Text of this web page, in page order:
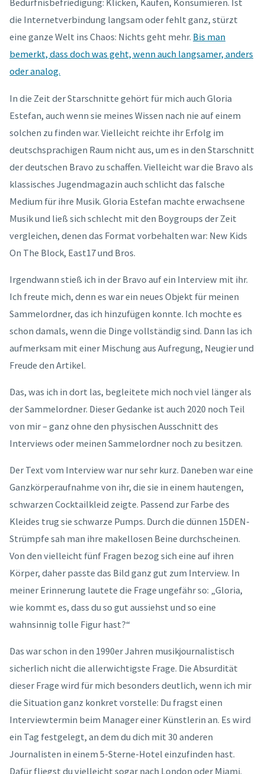
Bedürfnisbefriedigung: Klicken, Kaufen, Konsumieren. Ist
die Internetverbindung langsam oder fehlt ganz, stürzt
eine ganze Welt ins Chaos: Nichts geht mehr. Bis man
bemerkt, dass doch was geht, wenn auch langsamer, anders
oder analog.
In die Zeit der Starschnitte gehört für mich auch Gloria
Estefan, auch wenn sie meines Wissen nach nie auf einem
solchen zu finden war. Vielleicht reichte ihr Erfolg im
deutschsprachigen Raum nicht aus, um es in den Starschnitt
der deutschen Bravo zu schaffen. Vielleicht war die Bravo als
klassisches Jugendmagazin auch schlicht das falsche
Medium für ihre Musik. Gloria Estefan machte erwachsene
Musik und ließ sich schlecht mit den Boygroups der Zeit
vergleichen, denen das Format vorbehalten war: New Kids
On The Block, East17 und Bros.
Irgendwann stieß ich in der Bravo auf ein Interview mit ihr.
Ich freute mich, denn es war ein neues Objekt für meinen
Sammelordner, das ich hinzufügen konnte. Ich mochte es
schon damals, wenn die Dinge vollständig sind. Dann las ich
aufmerksam mit einer Mischung aus Aufregung, Neugier und
Freude den Artikel.
Das, was ich in dort las, begleitete mich noch viel länger als
der Sammelordner. Dieser Gedanke ist auch 2020 noch Teil
von mir – ganz ohne den physischen Ausschnitt des
Interviews oder meinen Sammelordner noch zu besitzen.
Der Text vom Interview war nur sehr kurz. Daneben war eine
Ganzkörperaufnahme von ihr, die sie in einem hautengen,
schwarzen Cocktailkleid zeigte. Passend zur Farbe des
Kleides trug sie schwarze Pumps. Durch die dünnen 15DEN-
Strümpfe sah man ihre makellosen Beine durchscheinen.
Von den vielleicht fünf Fragen bezog sich eine auf ihren
Körper, daher passte das Bild ganz gut zum Interview. In
meiner Erinnerung lautete die Frage ungefähr so: „Gloria,
wie kommt es, dass du so gut aussiehst und so eine
wahnsinnig tolle Figur hast?“
Das war schon in den 1990er Jahren musikjournalistisch
sicherlich nicht die allerwichtigste Frage. Die Absurdität
dieser Frage wird für mich besonders deutlich, wenn ich mir
die Situation ganz konkret vorstelle: Du fragst einen
Interviewtermin beim Manager einer Künstlerin an. Es wird
ein Tag festgelegt, an dem du dich mit 30 anderen
Journalisten in einem 5-Sterne-Hotel einzufinden hast.
Dafür fliegst du vielleicht sogar nach London oder Miami.